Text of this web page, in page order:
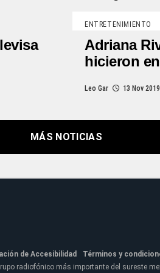
ENTRETENIMIENTO
Adriana
hicieron
Leo Gar 13 Nov 2019
MÁS NOTICIAS
de Accesibilidad Términos y
radiofónico más importante del sureste